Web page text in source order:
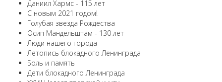
Даниил Хармс - 115 лет
С новым 2021 годом!
Голубая звезда Рождества
Осип Мандельштам - 130 лет
Люди нашего города
Летопись блокадного Ленинграда
Боль и память
Дети блокадного Ленинграда